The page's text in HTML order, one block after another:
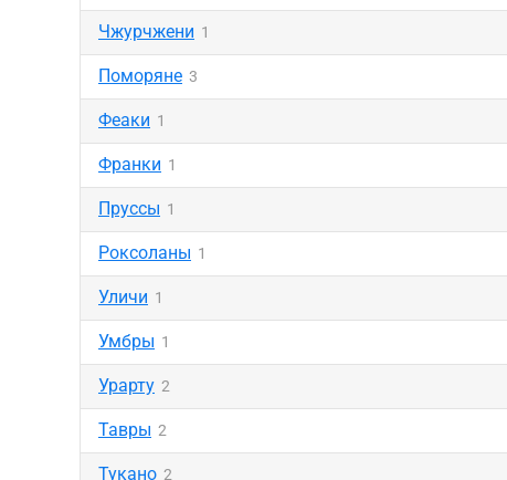
Чжурчжени 1
Поморяне 3
Феаки 1
Франки 1
Пруссы 1
Роксоланы 1
Уличи 1
Умбры 1
Урарту 2
Тавры 2
Тукано 2